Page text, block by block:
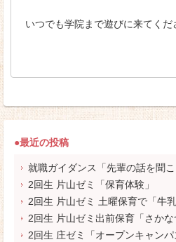
いつでも学院まで遊びに来てくだ
●最近の投稿
就職ガイダンス「先輩の話を聞こ
2回生 片山ゼミ「保育体験」
2回生 片山ゼミ 土曜保育で「牛
2回生 片山ゼミ出前保育「さかな
2回生 庄ゼミ「オープンキャンパ